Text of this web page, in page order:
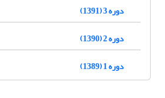
دوره 3 (1391)
دوره 2 (1390)
دوره 1 (1389)